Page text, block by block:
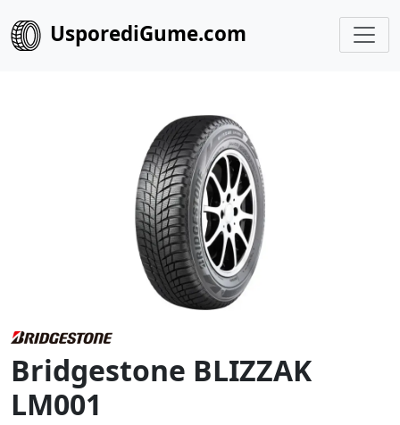
UsporediGume.com
Bridgestone BLIZZAK
LM001